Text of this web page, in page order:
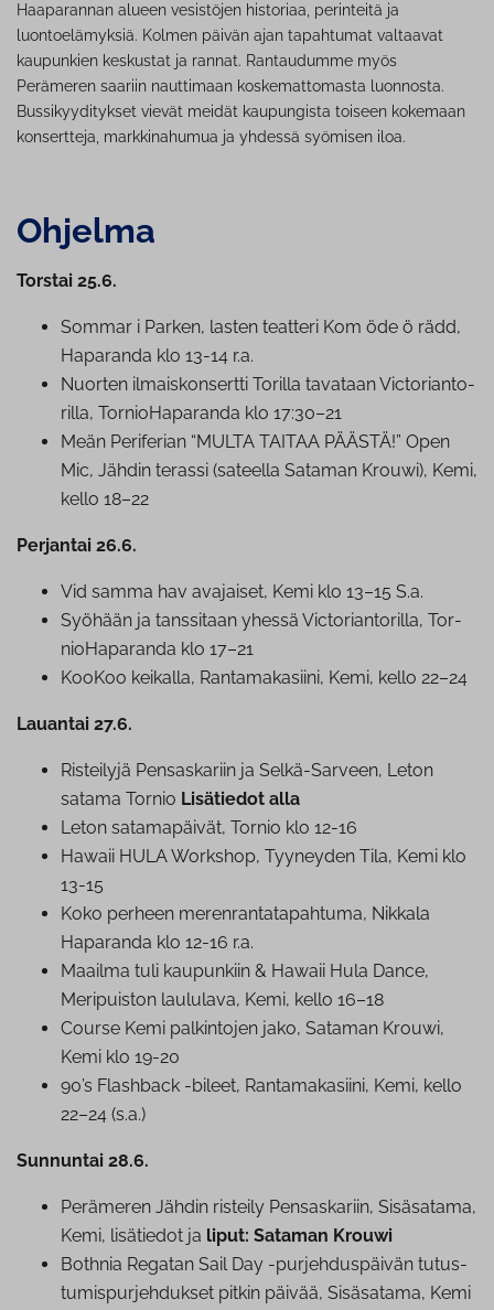
Haaparannan alueen vesistöjen historiaa, perinteitä ja
luontoelämyksiä. Kolmen päivän ajan tapahtumat valtaavat
kaupunkien keskustat ja rannat. Rantaudumme myös
Perämeren saariin nauttimaan koskemattomasta luonnosta.
Bussikyyditykset vievät meidät kaupungista toiseen kokemaan
konsertteja, markkinahumua ja yhdessä syömisen iloa.
Ohjelma
Torstai 25.6.
Sommar i Parken, lasten teatteri Kom öde ö rädd,
Haparanda klo 13-14 r.a.
Nuorten il­mais­kon­sert­ti Torilla tavataan Vic­to­rian­to­
ril­la, Tor­nio­Ha­pa­ran­da klo 17:30–21
Meän Periferian “MULTA TAITAA PÄÄSTÄ!” Open
Mic, Jähdin terassi (sateella Sataman Krouwi), Kemi,
kello 18–22
Perjantai 26.6.
Vid samma hav avajaiset, Kemi klo 13–15 S.a.
Syöhään ja tanssitaan yhessä Vic­to­rian­to­ril­la, Tor­
nio­Ha­pa­ran­da klo 17–21
KooKoo keikalla, Ran­ta­ma­ka­sii­ni, Kemi, kello 22–24
Lauantai 27.6.
Risteilyjä Pen­sas­ka­riin ja Selkä-Sarveen, Leton
satama Tornio Lisätiedot alla
Leton sa­ta­ma­päi­vät, Tornio klo 12-16
Hawaii HULA Workshop, Tyyneyden Tila, Kemi klo
13-15
Koko perheen me­ren­ran­ta­ta­pah­tu­ma, Nikkala
Haparanda klo 12-16 r.a.
Maailma tuli kaupunkiin & Hawaii Hula Dance,
Meripuiston laululava, Kemi, kello 16–18
Course Kemi palkintojen jako, Sataman Krouwi,
Kemi klo 19-20
90’s Flashback -bileet, Ran­ta­ma­ka­sii­ni, Kemi, kello
22–24 (s.a.)
Sunnuntai 28.6.
Perämeren Jähdin risteily Pen­sas­ka­riin, Sisäsatama,
Kemi, lisätiedot ja liput: Sataman Krouwi
Bothnia Regatan Sail Day -pur­jeh­dus­päi­vän tu­tus­
tu­mis­pur­jeh­duk­set pitkin päivää, Sisäsatama, Kemi